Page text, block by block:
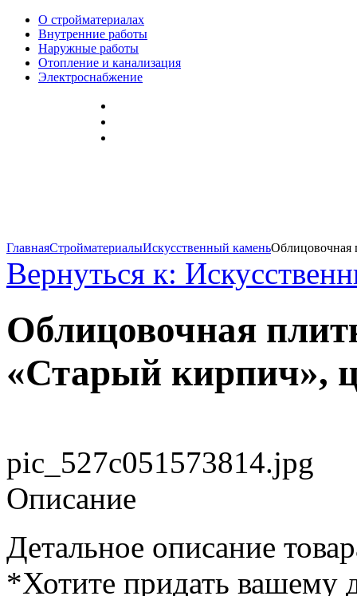
О стройматериалах
Внутренние работы
Наружные работы
Отопление и канализация
Электроснабжение
ГлавнаяСтройматериалыИскусственный каменьОблицовочная
Вернуться к:
Облицовочная
«Старый кирпич»,
pic_527c051573814.jpg
Описание
Детальное описание
*Хотите придать вашему